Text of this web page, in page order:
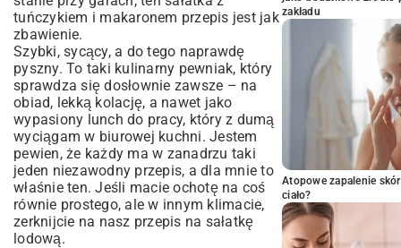
tuńczykiem i makaronem przepis jest jak
zbawienie.
Szybki, sycący, a do tego naprawdę
pyszny. To taki kulinarny pewniak, który
sprawdza się dosłownie zawsze – na
obiad, lekką kolację, a nawet jako
wypasiony lunch do pracy, który z dumą
wyciągam w biurowej kuchni. Jestem
pewien, że każdy ma w zanadrzu taki
jeden niezawodny przepis, a dla mnie to
właśnie ten. Jeśli macie ochotę na coś
równie prostego, ale w innym klimacie,
zerknijcie na nasz przepis na sałatkę
lodową.
zakładu
Atopowe zapalenie
ciało?